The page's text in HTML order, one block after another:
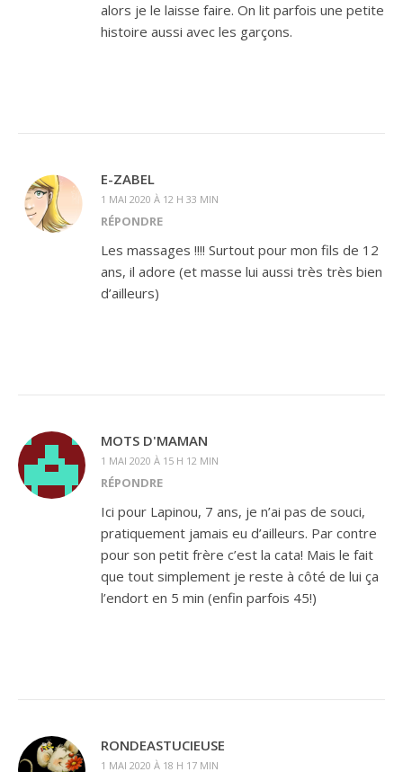
alors je le laisse faire. On lit parfois une petite
histoire aussi avec les garçons.
E-ZABEL
1 MAI 2020 À 12 H 33 MIN
RÉPONDRE
Les massages !!!! Surtout pour mon fils de 12
ans, il adore (et masse lui aussi très très bien
d’ailleurs)
MOTS D'MAMAN
1 MAI 2020 À 15 H 12 MIN
RÉPONDRE
Ici pour Lapinou, 7 ans, je n’ai pas de souci,
pratiquement jamais eu d’ailleurs. Par contre
pour son petit frère c’est la cata! Mais le fait
que tout simplement je reste à côté de lui ça
l’endort en 5 min (enfin parfois 45!)
RONDEASTUCIEUSE
1 MAI 2020 À 18 H 17 MIN